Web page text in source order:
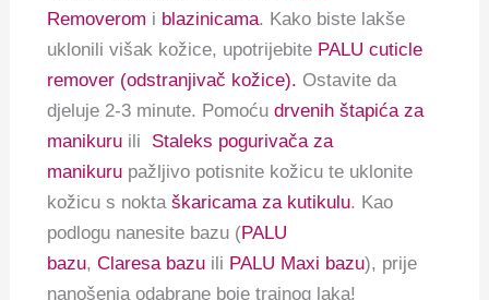
Removerom i blazinicama. Kako biste lakše
uklonili višak kožice, upotrijebite PALU cuticle
remover (odstranjivač kožice). Ostavite da
djeluje 2-3 minute. Pomoćudrvenih štapića za
manikuru ili Staleks pogurivača za
manikuru pažljivo potisnite kožicu te uklonite
kožicu s noktaškaricama za kutikulu. Kao
podlogu nanesite bazu (PALU
bazu,Claresa bazu ili PALU Maxi bazu), prije
nanošenja odabrane boje trajnog laka!